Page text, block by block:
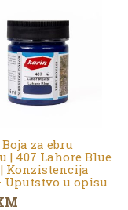
za ebru
| 407 Lahore Blue
| Konzistencija
Uputstvo u opisu